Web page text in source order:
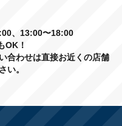
、13:00〜18:00
OK！
合わせは直接お近くの店舗
い。